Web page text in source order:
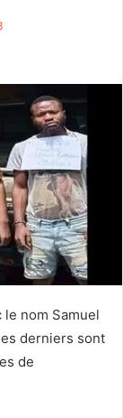
nom Samuel
derniers sont
de